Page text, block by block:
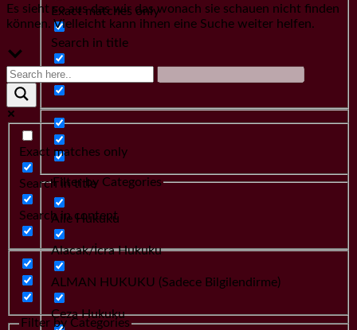
Exact matches only
Search in title
Search in content
Filter by Categories
Aile Hukuku
Alacak/İcra Hukuku
ALMAN HUKUKU (Sadece Bilgilendirme)
Ceza Hukuku
Es sieht so aus das wir das wonach sie schauen nicht finden
können. Vielleicht kann ihnen eine Suche weiter helfen.
Exact matches only
Search in title
Search in content
Filter by Categories